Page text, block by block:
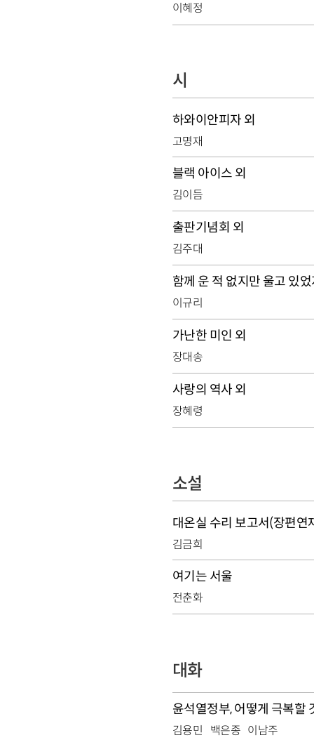
이혜정
시
하와이안피자 외
고명재
블랙 아이스 외
김이듬
출판기념회 외
김주대
함께 운 적 없지만 울고 있
이규리
가난한 미인 외
장대송
사랑의 역사 외
장혜령
소설
대온실 수리 보고서(장편연
김금희
여기는 서울
전춘화
대화
윤석열정부, 어떻게 극복할
김용민 백은종 이남주